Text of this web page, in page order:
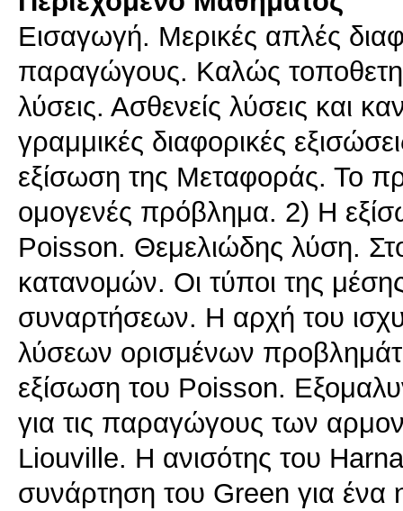
Εισαγωγή. Μερικές απλές
παραγώγους. Καλώς
λύσεις. Ασθενείς λύσεις και
γραμμικές διαφορικές
εξίσωση της Μεταφοράς. Το
ομογενές πρόβλημα. 2) Η
Poisson. Θεμελιώδης λύση.
κατανομών. Οι τύποι της
συναρτήσεων. Η αρχή του
λύσεων ορισμένων
εξίσωση του Poisson.
για τις παραγώγους των
Liouville. Η ανισότης του
συνάρτηση του Green για